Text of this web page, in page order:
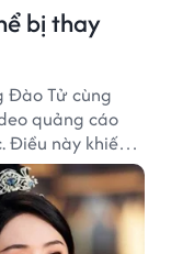
bị thay
Đào Tử cùng
quảng cáo
Điều này khiến
ngôi sao hàng
bị thay thế